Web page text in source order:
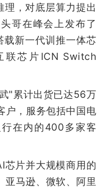
，对底层算力提出
哥在峰会上发布了
新一代训推一体芯
联芯片ICN Switch
"累计出货已达56万
户，服务包括中国电
在内的400多家客
芯片并大规模商用的
亚马逊、微软、阿里